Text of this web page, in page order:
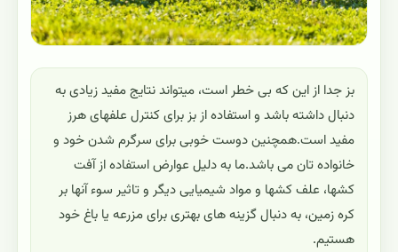
بز جدا از این که بی خطر است، میتواند نتایج مفید زیادی به
دنبال داشته باشد و استفاده از بز برای کنترل علفهای هرز
مفید است.همچنین دوست خوبی برای سرگرم شدن خود و
خانواده تان می باشد.ما به دلیل عوارض استفاده از آفت
کشها، علف کشها و مواد شیمیایی دیگر و تاثیر سوء آنها بر
کره زمین، به دنبال گزینه های بهتری برای مزرعه یا باغ خود
هستیم.